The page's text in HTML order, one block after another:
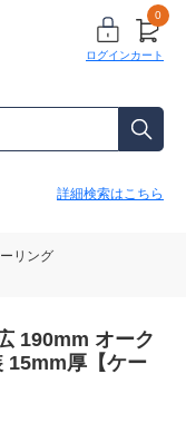
ログイン
0
カート
詳細検索はこちら
リング
190mm オーク
15mm厚【ケー